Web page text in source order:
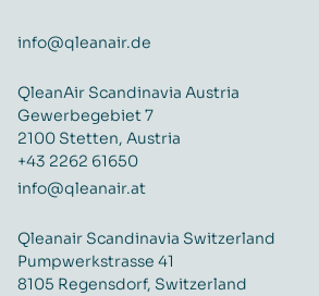
info@qleanair.de
QleanAir Scandinavia Austria
Gewerbegebiet 7
2100 Stetten, Austria
+43 2262 61650
info@qleanair.at
Qleanair Scandinavia Switzerland
Pumpwerkstrasse 41
8105 Regensdorf, Switzerland